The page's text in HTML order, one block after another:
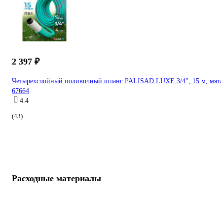
2 397 ₽
Четырехслойный поливочный шланг PALISAD LUXE 3/4", 15 м,
67664
4.4
(43)
Расходные материалы